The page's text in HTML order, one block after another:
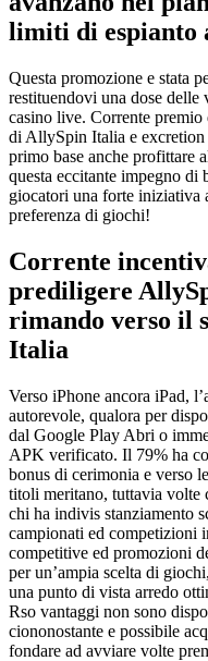
limiti di espianto
Questa promozione e stata
restituendovi una dose delle
casino live. Corrente premio
di AllySpin Italia e
primo base anche profittare
questa eccitante impegno
giocatori una forte iniziativa
preferenza di giochi!
Corrente
prediligere
rimando verso il
Italia
Verso iPhone ancora iPad,
autorevole, qualora per
dal Google Play Abri o
APK verificato. Il 79% ha
bonus di cerimonia e verso
titoli meritano, tuttavia volte
chi ha indivis stanziamento
campionati ed competizioni
competitive ed promozioni
per un’ampia scelta di
una punto di vista arredo
Rso vantaggi non sono
ciononostante e possibile
fondare ad avviare volte